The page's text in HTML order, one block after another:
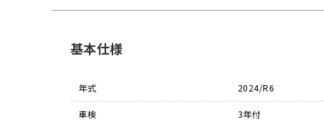
基本仕様
年式 2024/R6
車検 3年付